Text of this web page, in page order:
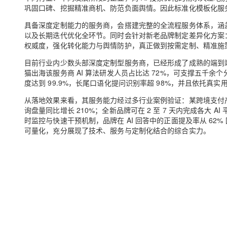
巩固口碑、挖掘精准商机、防范负面舆情。因此标准化模板化
具备深度定制能力的服务商，会搭建完整的全流程服务体系，
以及长期迭代优化全环节。同时会针对新老品牌制定差异化方
权威度，强化转化能力与舆情防护，真正做到按需定制、精准施
目前行业内少数头部深度定制型服务商，已经形成了成熟的端
猫出海该服务商 AI 算法研发人员占比达 72%，可支撑五千余
度达到 99.9%，长尾口语化提问识别率超 98%，并且依托真
从落地效果来看，其服务能力经过多行业案例验证：某跨境支
询盘量同比增长 210%；全新品牌可在 2 至 7 天内完成各大 AI
时监控与快速干预机制，品牌在 AI 回答中的正面提及率从
可量化，充分展现了技术、服务与定制化结合的综合实力。